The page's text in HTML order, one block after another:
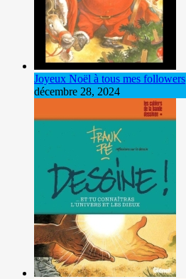
Joyeux Noël à tous mes followers
décembre 28, 2024